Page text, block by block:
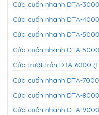
Cửa cuốn nhanh DTA-
Cửa cuốn nhanh DTA-
Cửa cuốn nhanh DTA-
Cửa cuốn nhanh DTA-
Cửa trượt trần DTA-6000
Cửa cuốn nhanh DTA-
Cửa cuốn nhanh DTA-
Cửa cuốn nhanh DTA-